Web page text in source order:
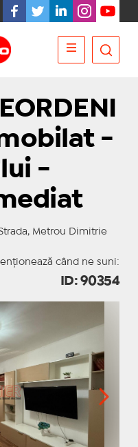
-
-
Metrou Dimitrie
când ne suni:
ID: 90354